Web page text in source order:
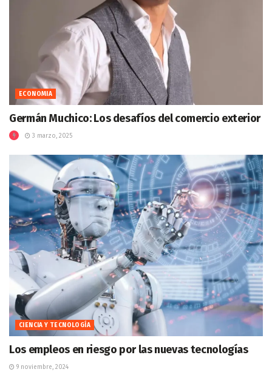
ECONOMIA
Germán Muchico: Los desafíos del comercio exterior
3 marzo, 2025
CIENCIA Y TECNOLOGÍA
Los empleos en riesgo por las nuevas tecnologías
9 noviembre, 2024